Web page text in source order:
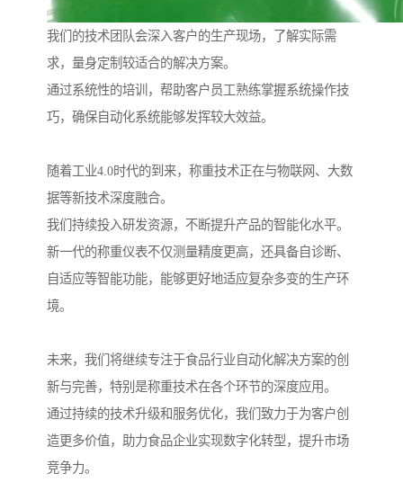
我们的技术团队会深入客户的生产现场，了解实际需
求，量身定制较适合的解决方案。
通过系统性的培训，帮助客户员工熟练掌握系统操作技
巧，确保自动化系统能够发挥较大效益。
随着工业4.0时代的到来，称重技术正在与物联网、大数
据等新技术深度融合。
我们持续投入研发资源，不断提升产品的智能化水平。
新一代的称重仪表不仅测量精度更高，还具备自诊断、
自适应等智能功能，能够更好地适应复杂多变的生产环
境。
未来，我们将继续专注于食品行业自动化解决方案的创
新与完善，特别是称重技术在各个环节的深度应用。
通过持续的技术升级和服务优化，我们致力于为客户创
造更多价值，助力食品企业实现数字化转型，提升市场
竞争力。